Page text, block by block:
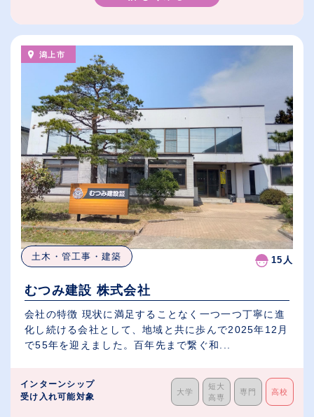
潟上市
土木・管工事・建築 15人
むつみ建設 株式会社
会社の特徴 現状に満足することなく一つ一つ丁寧に進
化し続ける会社として、地域と共に歩んで2025年12月
で55年を迎えました。百年先まで繋ぐ和...
インターンシップ
受け入れ可能対象
大学
短大
高専
専門 高校